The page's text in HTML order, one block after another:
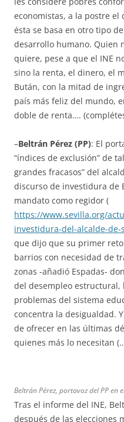
economistas, a la postre
ésta se basa en otro tipo
desarrollo humano. Quien
quiere, pese a que el INE
sino la renta, el dinero, el
Bután, con la mitad de
país más feliz del mundo,
doble de renta….
–Beltrán Pérez (PP): El
“índices de exclusión” de
grandes fracasos” del
discurso de investidura de
mandato como regidor (
https://www.sevilla.org/
investidura-del-alcalde-de-
que dijo que su primer
barrios con necesidad de
zonas -añadió Espadas-
del desempleo estructural,
problemas del sistema
concentra la desigualdad.
de ofrecer en las últimas
quienes más lo necesitan
Beltrán Pérez, portavoz del PP en
Tras el informe del INE,
después de las elecciones